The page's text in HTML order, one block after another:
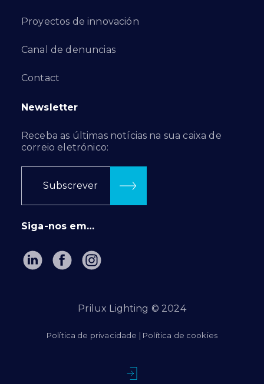
Proyectos de innovación
Canal de denuncias
Contact
Newsletter
Receba as últimas notícias na sua caixa de
correio eletrónico:
Subscrever
Siga-nos em…
Prilux Lighting © 2024
Política de privacidade | Política de cookies